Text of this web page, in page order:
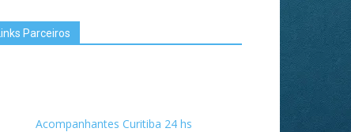
Links Parceiros
Acompanhantes Curitiba 24 hs